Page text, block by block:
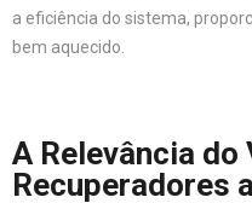
a eficiência do sistema,
bem aquecido.
A Relevância
Recuperadores